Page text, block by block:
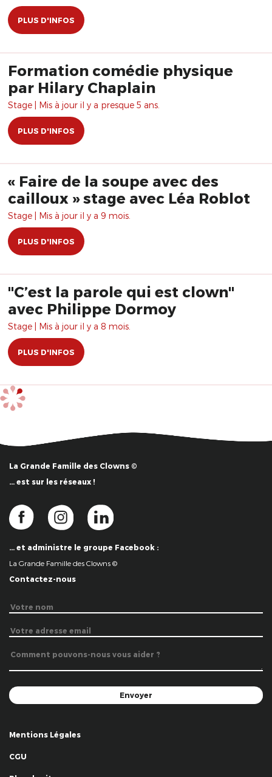
PLUS D'INFOS
Formation comédie physique
par Hilary Chaplain
Stage | Mis à jour il y a presque 5 ans.
PLUS D'INFOS
« Faire de la soupe avec des
cailloux » stage avec Léa Roblot
Stage | Mis à jour il y a 9 mois.
PLUS D'INFOS
"C’est la parole qui est clown"
avec Philippe Dormoy
Stage | Mis à jour il y a 8 mois.
PLUS D'INFOS
La Grande Famille des Clowns ©
… est sur les réseaux !
… et administre le groupe Facebook :
La Grande Famille des Clowns ©
Contactez-nous
Mentions Légales
CGU